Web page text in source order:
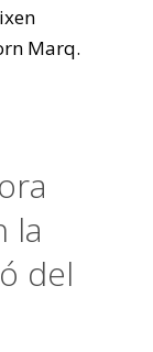
Marq.
la
del